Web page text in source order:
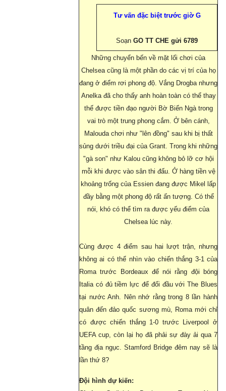
Tư vấn đặc biệt trước giờ G
Soạn GO TT CHE gửi 6789
Những chuyển bến về mặt lối chơi của
Chelsea cũng là một phần do các vị trí của họ
đang ở điểm rơi phong độ. Vắng Drogba nhưng
Anelka đã cho thấy anh hoàn toàn có thể thay
thế được tiền đạo người Bờ Biển Ngà trong
vai trò một trung phong cắm. Ở bên cánh,
Malouda chơi như "lên đồng" sau khi bị thất
sủng dưới triều đại của Grant. Trong khi những
"gà son" như Kalou cũng không bỏ lỡ cơ hội
mỗi khi được vào sân thi đấu. Ở hàng tiền vệ
khoảng trống của Essien đang được Mikel lấp
đầy bằng một phong độ rất ấn tượng. Có thể
nói, khó có thể tìm ra được yếu điểm của
Chelsea lúc này.
Cùng được 4 điểm sau hai lượt trận, nhưng
không ai có thể nhìn vào chiến thắng 3-1 của
Roma trước Bordeaux để nói rằng đội bóng
Italia có đủ tiềm lực để đối đầu với The Blues
tại nước Anh. Nên nhớ rằng trong 8 lần hành
quân đến đảo quốc sương mù, Roma mới chỉ
có được chiến thắng 1-0 trước Liverpool ở
UEFA cup, còn lại họ đã phải sự đày ải qua 7
tầng địa ngục. Stamford Bridge đêm nay sẽ là
lần thứ 8?
Đội hình dự kiến: